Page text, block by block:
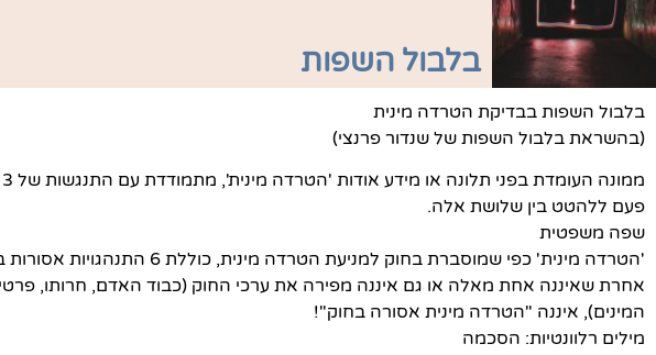
בלבול השפות
בלבול השפות בבדיקת הטרדה מינית
(בהשראת בלבול השפות של שנדור פרנצי)
פעם ללהטט בין שלושת אלה.
שפה משפטית
'הטרדה מינית' כפי שמוסברת בחוק למניעת הטרדה
אחרת שאיננה אחת מאלה או גם איננה מפירה את ערכי החוק (כבוד האדם, חרותו, פרטיותו
המינים), איננה "הטרדה מינית אסורה בחוק"!
מילים רלוונטיות: הסכמה